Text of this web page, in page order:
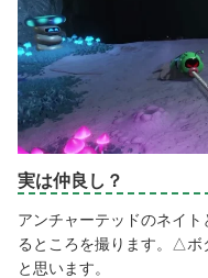
実は仲良し？
アンチャーテッドのネイ
るところを撮ります。△ボ
と思います。